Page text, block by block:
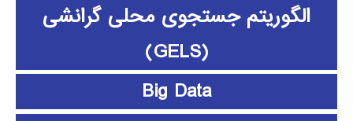
الگوریتم جستجوی محلی گرانشی
(GELS)
Big Data